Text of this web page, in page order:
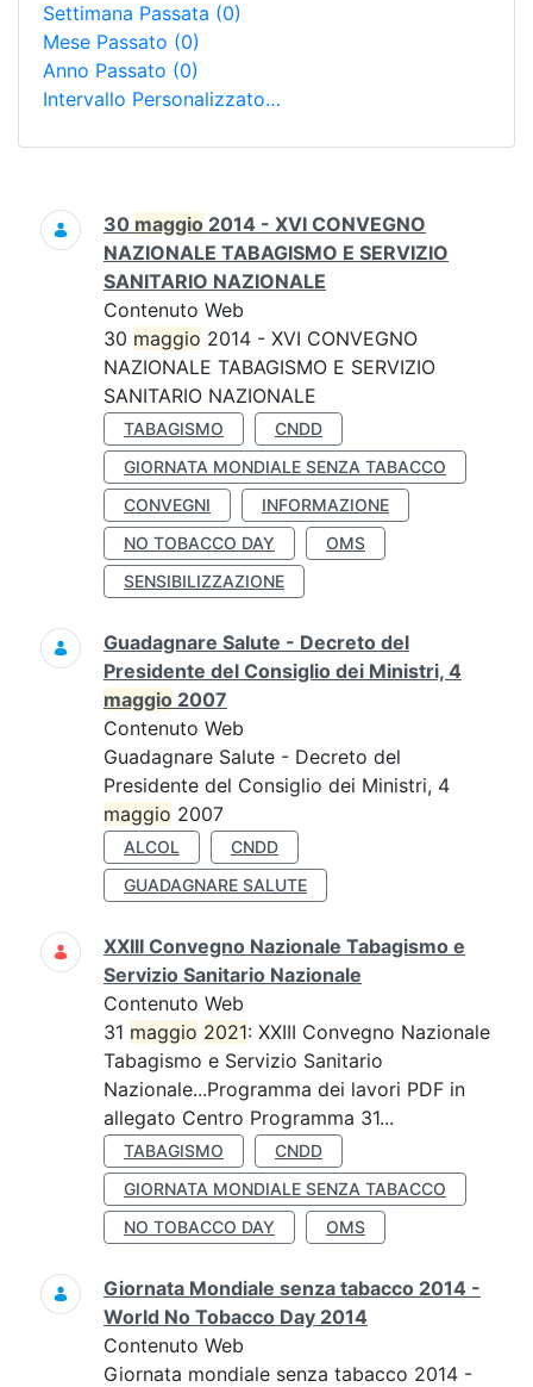
Settimana Passata (0)
Mese Passato (0)
Anno Passato (0)
Intervallo Personalizzato…
Ricerca
30 maggio 2014 - XVI CONVEGNO
NAZIONALE TABAGISMO E SERVIZIO
SANITARIO NAZIONALE
Contenuto Web
30 maggio 2014 - XVI CONVEGNO
NAZIONALE TABAGISMO E SERVIZIO
SANITARIO NAZIONALE
TABAGISMO
CNDD
GIORNATA MONDIALE SENZA TABACCO
CONVEGNI
INFORMAZIONE
NO TOBACCO DAY
OMS
SENSIBILIZZAZIONE
Guadagnare Salute - Decreto del
Presidente del Consiglio dei Ministri, 4
maggio 2007
Contenuto Web
Guadagnare Salute - Decreto del
Presidente del Consiglio dei Ministri, 4
maggio 2007
ALCOL
CNDD
GUADAGNARE SALUTE
XXIII Convegno Nazionale Tabagismo e
Servizio Sanitario Nazionale
Contenuto Web
31 maggio 2021: XXIII Convegno Nazionale
Tabagismo e Servizio Sanitario
Nazionale...Programma dei lavori PDF in
allegato Centro Programma 31...
TABAGISMO
CNDD
GIORNATA MONDIALE SENZA TABACCO
NO TOBACCO DAY
OMS
Giornata Mondiale senza tabacco 2014 -
World No Tobacco Day 2014
Contenuto Web
Giornata mondiale senza tabacco 2014 -